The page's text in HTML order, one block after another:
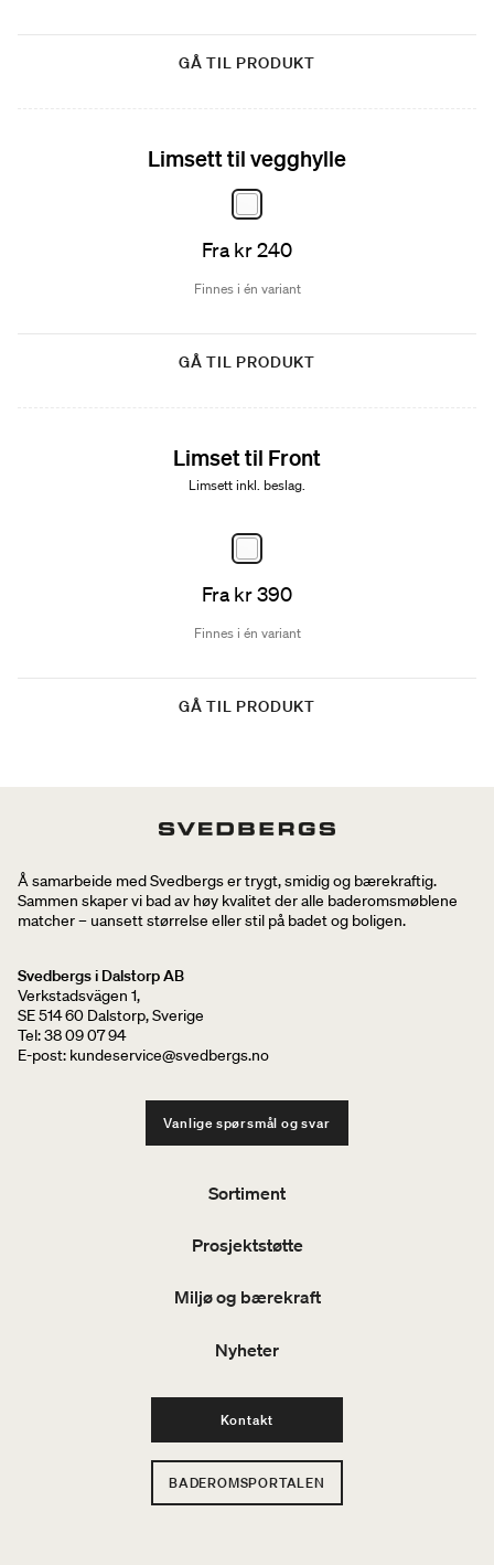
GÅ TIL PRODUKT
Limsett til vegghylle
Fra kr 240
Finnes i én variant
GÅ TIL PRODUKT
Limset til Front
Limsett inkl. beslag.
Fra kr 390
Finnes i én variant
GÅ TIL PRODUKT
Å samarbeide med Svedbergs er trygt, smidig og bærekraftig.
Sammen skaper vi bad av høy kvalitet der alle baderomsmøblene
matcher – uansett størrelse eller stil på badet og boligen.
Svedbergs i Dalstorp AB
Verkstadsvägen 1,
SE 514 60 Dalstorp, Sverige
Tel: 38 09 07 94
E-post: kundeservice@svedbergs.no
Vanlige spørsmål og svar
Sortiment
Prosjektstøtte
Miljø og bærekraft
Nyheter
Kontakt
BADEROMSPORTALEN